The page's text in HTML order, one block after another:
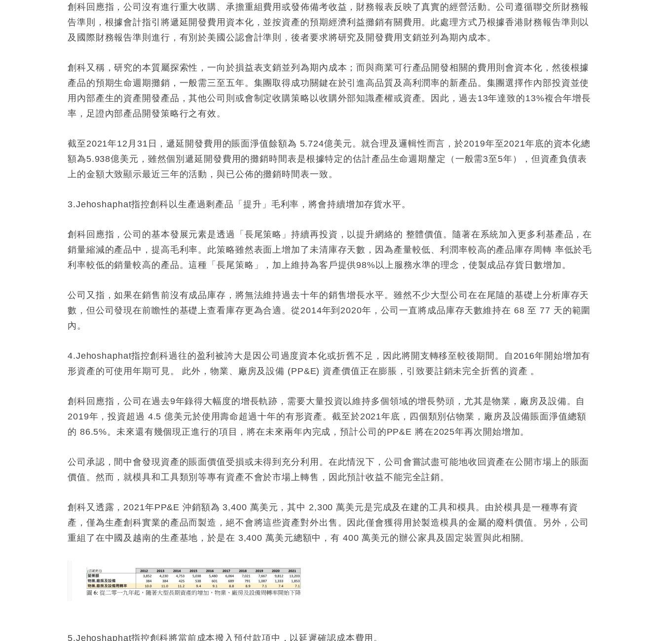
創科回應指，公司沒有進行重大收購、承擔重組費用或發佈備考收益，財務報表反映了真實的經營活動。公司遵循聯交所財務報
告準則，根據會計指引將遞延開發費用資本化，並按資產的預期經濟利益攤銷有關費用。此處理方式乃根據香港財務報告準則以
及國際財務報告準則進行，有別於美國公認會計準則，後者要求將研究及開發費用支銷並列為期內成本。
創科又稱，研究的本質屬探索性，一向於損益表支銷並列為期內成本；而與商業可行產品開發相關的費用則會資本化，然後根據
產品的預期生命週期攤銷，一般需三至五年。集團取得成功關鍵在於引進高品質及高利潤率的新產品。集團選擇作內部投資並使
用內部產生的資產開發產品，其他公司則或會制定收購策略以收購外部知識產權或資產。因此，過去13年達致的13%複合年增長
率，足證內部產品開發策略行之有效。
截至2021年12月31日，遞延開發費用的賬面淨值餘額為 5.724億美元。就合理及邏輯性而言，於2019年至2021年底的資本化總
額為5.938億美元，雖然個別遞延開發費用的攤銷時間表是根據特定的估計產品生命週期釐定（一般需3至5年），但資產負債表
上的金額大致顯示最近三年的活動，與已公佈的攤銷時間表一致。
3.Jehoshaphat指控創科以生產過剩產品「提升」毛利率，將會持續增加存貨水平。
創科回應指，公司的基本發展元素是透過「長尾策略」持續再投資，以提升網絡的 整體價值。隨著在系統加入更多利基產品，在
銷量縮減的產品中，提高毛利率。此策略雖然表面上增加了未清庫存天數，因為產量較低、利潤率較高的產品庫存周轉 率低於毛
利率較低的銷量較高的產品。這種「長尾策略」，加上維持為客戶提供98%以上服務水準的理念，使製成品存貨日數增加。
公司又指，如果在銷售前沒有成品庫存，將無法維持過去十年的銷售增長水平。雖然不少大型公司在在尾隨的基礎上分析庫存天
數，但公司發現在前瞻性的基礎上查看庫存更為合適。從2014年到2020年，公司一直將成品庫存天數維持在 68 至 77 天的範圍
內。
4.Jehoshaphat指控創科過往的盈利被誇大是因公司過度資本化或折舊不足，因此將開支轉移至較後期間。自2016年開始增加有
形資產的可使用年期可見。 此外，物業、廠房及設備 (PP&E) 資產價值正在膨脹，引致要註銷未完全折舊的資產 。
創科回應指，公司在過去9年錄得大幅度的增長軌跡，需要大量投資以維持多個領域的增長勢頭，尤其是物業，廠房及設備。自
2019年，投資超過 4.5 億美元於使用壽命超過十年的有形資產。截至於2021年底，四個類別佔物業，廠房及設備賬面淨值總額
的 86.5%。未來還有幾個現正進行的項目，將在未來兩年內完成，預計公司的PP&E 將在2025年再次開始增加。
公司承認，間中會發現資產的賬面價值受損或未得到充分利用。在此情況下，公司會嘗試盡可能地收回資產在公開市場上的賬面
價值。然而，就模具和工具類別等專有資產不會於市場上轉售，因此預計收益不能完全註銷。
創科又透露，2021年PP&E 沖銷額為 3,400 萬美元，其中 2,300 萬美元是完成及在建的工具和模具。由於模具是一種專有資
產，僅為生產創科實業的產品而製造，絕不會將這些資產對外出售。因此僅會獲得用於製造模具的金屬的廢料價值。另外，公司
重組了在中國及越南的生產基地，於是在 3,400 萬美元總額中，有 400 萬美元的辦公家具及固定裝置與此相關。
5.Jehoshaphat指控創科將當前成本撥入預付款項中，以延遲確認成本費用。